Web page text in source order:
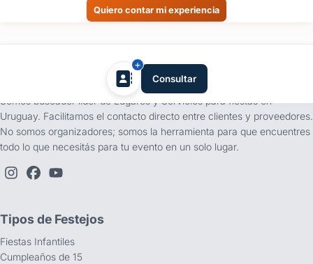
Quiero contar mi experiencia
Consultar
Somos buscador líder de Lugares y Servicios para fiestas en
Uruguay. Facilitamos el contacto directo entre clientes y proveedores.
No somos organizadores; somos la herramienta para que encuentres
todo lo que necesitás para tu evento en un solo lugar.
Tipos de Festejos
Fiestas Infantiles
Cumpleaños de 15